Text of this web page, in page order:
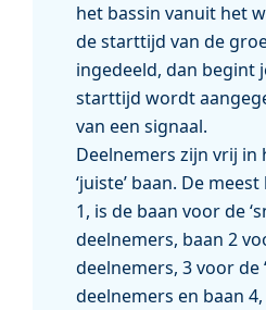
het bassin vanuit het
de starttijd van de
ingedeeld, dan begint
starttijd wordt
van een signaal.
Deelnemers zijn vrij in
‘juiste’ baan. De
1, is de baan voor de
deelnemers, baan 2
deelnemers, 3 voor de
deelnemers en baan